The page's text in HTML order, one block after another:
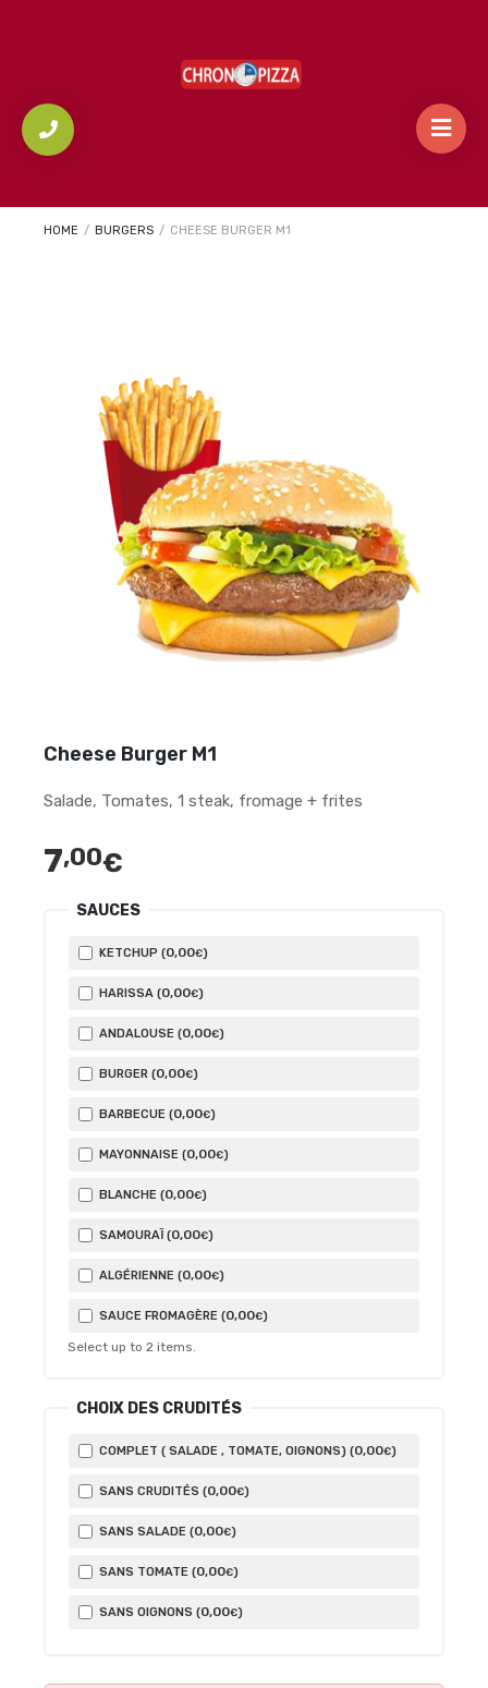
HOME / BURGERS / CHEESE BURGER M1
Cheese Burger M1
Salade, Tomates, 1 steak, fromage + frites
7,00€
SAUCES
KETCHUP (0,00€)
HARISSA (0,00€)
ANDALOUSE (0,00€)
BURGER (0,00€)
BARBECUE (0,00€)
MAYONNAISE (0,00€)
BLANCHE (0,00€)
SAMOURAÏ (0,00€)
ALGÉRIENNE (0,00€)
SAUCE FROMAGÈRE (0,00€)
Select up to 2 items.
CHOIX DES CRUDITÉS
COMPLET ( SALADE , TOMATE, OIGNONS) (0,00€)
SANS CRUDITÉS (0,00€)
SANS SALADE (0,00€)
SANS TOMATE (0,00€)
SANS OIGNONS (0,00€)